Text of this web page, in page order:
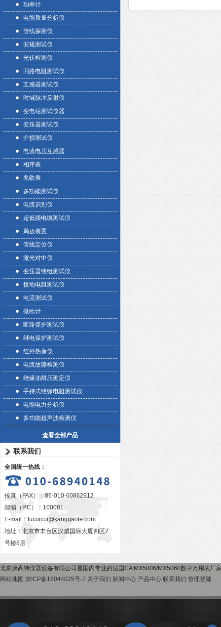
功率计
电能质量分析仪
管线探测仪
安规测试仪
光伏检测仪
回路电阻测试仪
互感器测试仪
时域脉冲反射仪
变电站测试仪器
变压器测试仪
介损测试仪
电流电压互感器
相序表
兆欧表
多功能测试仪
电缆识别仪
超低频电缆测试仪
局放装置
管线定位仪
激光对中仪
变压器绕组测试仪
接地电阻测试仪
电流测试仪
微欧计
断路保护测试仪
继电保护测试仪
红外热像仪
电缆故障检测仪
绝缘油耐压测定仪
手持式绝缘电阻测试仪
电能电力分析仪
多功能超声波检测仪
查看全部产品
联系我们
全国统一热线：
传真（FAX）：86-010-60862912
邮编（P.C）：100081
E-mail： lucuicui@kanggaote.com
地址：北京市丰台区汉威国际大厦四区2
号楼8层
北京康高特仪器设备有限公司是国内专业的法国CA MX5006/MX5060数字万用表厂
网站地图 京ICP备18044025号-7 关于我们 新闻中心 产品中心 联系我们 管理登陆